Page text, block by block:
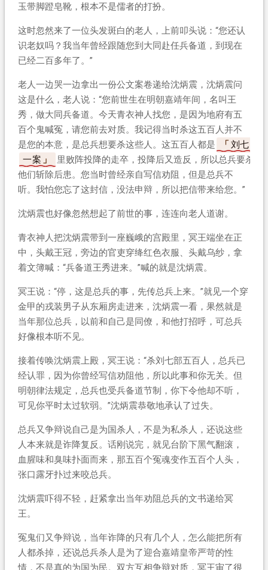
玉带脚蹬皂靴，根本不是儒者的打扮。
这时忽然来了一位头发斑白的老人，上前叩头说：“您还认
识老奴吗？我当年曾经跟随您到大同赴任兵备道，到现在
已经二百多年了。”
老人一边哭一边拿出一份公文案卷递给沈炳震，沈炳震问
这是什么，老人说：“您前世生在明朝嘉靖年间，名叫王
秀，做大同兵备道。今天青衣神人找您，是因为地府有五
百个鬼喊冤，请您前去对质。我记得当时杀这五百人并不
是您的本意，是总兵想要杀这些人。这五百人都是
刘七
一案
里败阵投降的走卒，投降后又造反，所以总兵要杀
他们斩除后患。您当时曾经亲自写信劝阻，但是总兵不
听。我怕您忘了这封信，没法申辩，所以把信带来给您。”
沈炳震也好像忽然想起了前世的事，连连向老人道谢。
青衣神人把沈炳震带到一座巍峨的宫殿里，冥王端坐在正
中，头戴王冠，旁边的官吏穿绛红色衣服、头戴乌纱，拿
着文簿喊：“兵备道王秀进来。”喊的就是沈炳震。
冥王说：“停，这是总兵的事，先传总兵上来。”就见一个穿
金甲的戎装男子从东厢房走进来，沈炳震一看，果然就是
当年那位总兵，以前和自己是同僚，和他打招呼，可总兵
好像根本听不见。
接着传唤沈炳震上殿，冥王说：“杀刘七部五百人，总兵已
经认罪，因为你曾经写信劝阻他，所以此事和你无关。但
明朝律法规定，总兵也受兵备道节制，你下令他却不听，
可见你平时太过软弱。”沈炳震恭敬地承认了过失。
总兵又争辩说自己是为国杀人，不是为私杀人，还说这些
人本来就是诈降复反。话刚说完，就见台阶下黑气翻滚，
血腥味和臭味扑面而来，那五百个冤魂变作五百个人头，
张口露牙扑过来咬总兵。
沈炳震吓得不轻，赶紧拿出当年劝阻总兵的文书递给冥
王。
冤鬼们又争辩说，当年诈降的只有几个人，怎么能把所有
人都杀掉，还说总兵杀人是为了迎合嘉靖皇帝严苛的性
情，不是真的为国为民。双方互相争辩对质，冥王审了很